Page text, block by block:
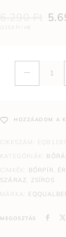
(113,8 Ft / ml)
HOZZÁADOM A
CIKKSZÁM:
KATEGÓRIÁK:
CÍMKÉK: BŐRPÍR,
SZÁRAZ , ZSÍROS
MÁRKA:
MEGOSZTÁS